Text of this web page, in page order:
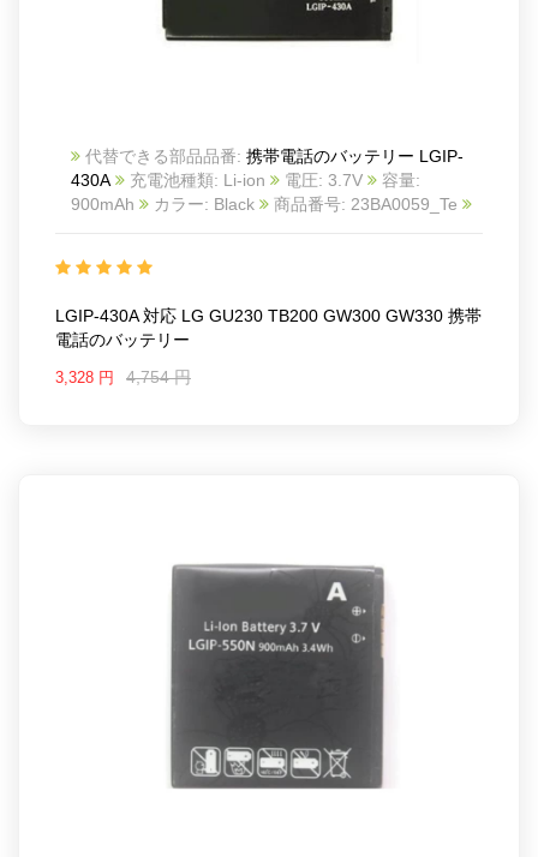
代替できる部品品番: 携帯電話のバッテリー LGIP-
430A
充電池種類: Li-ion 電圧: 3.7V
900mAh
カラー: Black
商品番号: 23BA0059_Te
GU230/TB200/GW300/GW33
LGIP-430A 対応 LG GU230 TB200 GW300 GW330 携帯
電話のバッテリー
3,328 円 4,754 円